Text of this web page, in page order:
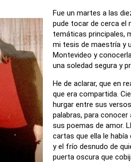
Fue un martes a las
pude tocar de cerca el
temáticas principales,
mi tesis de maestría y
Montevideo y
una soledad segura y
He de aclarar, que en
que era compartida.
hurgar entre sus
palabras, para conocer
sus poemas de amor.
cartas que ella le
y el frío desnudo de
puerta oscura que